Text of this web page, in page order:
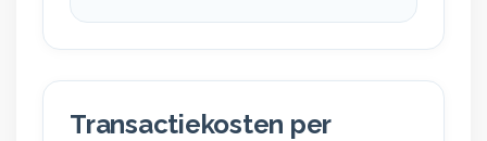
Transactiekosten per